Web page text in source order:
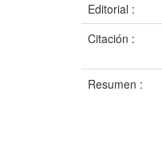
Editorial :
Citación :
Resumen :